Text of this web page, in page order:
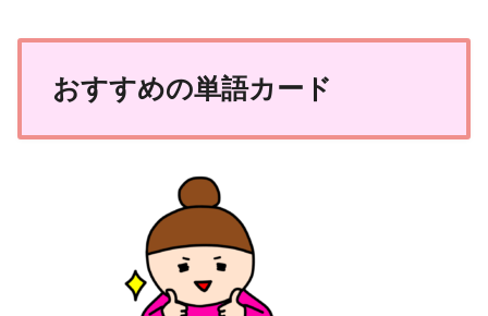
おすすめの単語カード